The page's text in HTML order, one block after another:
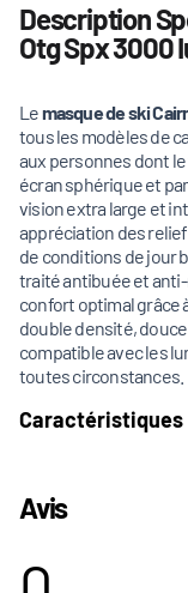
Description
Otg Spx 3000
Lemasque de ski
tous les modèles de
aux personnes dont
écran sphérique et
vision extra large et
appréciation des
de conditions de jour
traité antibuée et
confort optimal grâce
double densité,
compatible avec les
toutes circonstances.
Caractéristiques
Avis